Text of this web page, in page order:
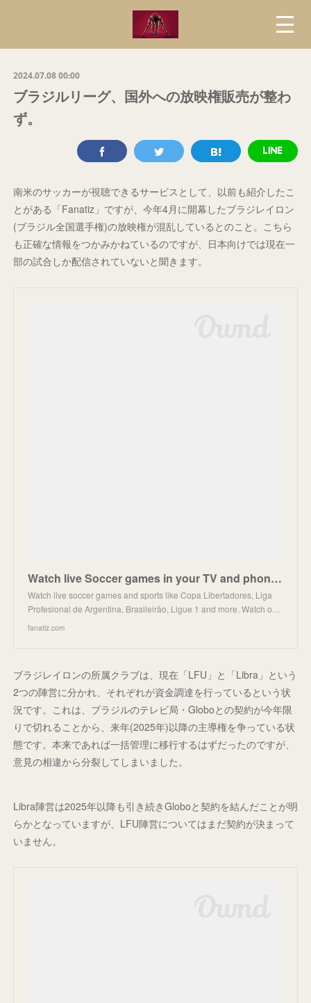
2024.07.08 00:00
ブラジルリーグ、国外への放映権販売が整わ
ず。
南米のサッカーが視聴できるサービスとして、以前も紹介したこ
とがある「Fanatiz」ですが、今年4月に開幕したブラジレイロン
(ブラジル全国選手権)の放映権が混乱しているとのこと。こちら
も正確な情報をつかみかねているのですが、日本向けでは現在一
部の試合しか配信されていないと聞きます。
Watch live Soccer games in your TV and phone | FanatizLoading...Loading...Loading...
Watch live soccer games and sports like Copa Libertadores, Liga
Profesional de Argentina, Brasileirāo, Ligue 1 and more. Watch o…
fanatiz.com
ブラジレイロンの所属クラブは、現在「LFU」と「Libra」という
2つの陣営に分かれ、それぞれが資金調達を行っているという状
況です。これは、ブラジルのテレビ局・Globoとの契約が今年限
りで切れることから、来年(2025年)以降の主導権を争っている状
態です。本来であれば一括管理に移行するはずだったのですが、
意見の相違から分裂してしまいました。
Libra陣営は2025年以降も引き続きGloboと契約を結んだことが明
らかとなっていますが、LFU陣営についてはまだ契約が決まって
いません。